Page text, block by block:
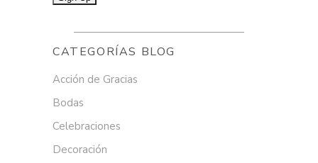
CATEGORÍAS BLOG
Acción de Gracias
Bodas
Celebraciones
Decoración